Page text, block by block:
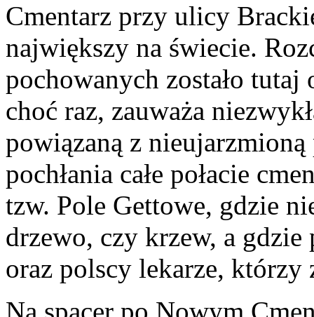
Cmentarz przy ulicy
największy na świecie.
pochowanych zostało
choć raz, zauważa
powiązaną z
pochłania całe połacie
tzw. Pole Gettowe, gdzie
drzewo, czy krzew, a
oraz polscy lekarze,